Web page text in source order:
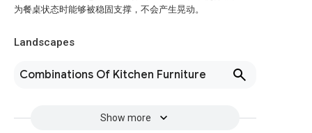
为餐桌状态时能够被稳固支撑，不会产生晃动。
Landscapes
Combinations Of Kitchen Furniture
Show more